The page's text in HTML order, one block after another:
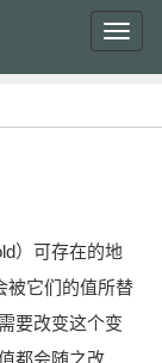
）可存在的地
被它们的值所替
要改变这个变
都会随之改